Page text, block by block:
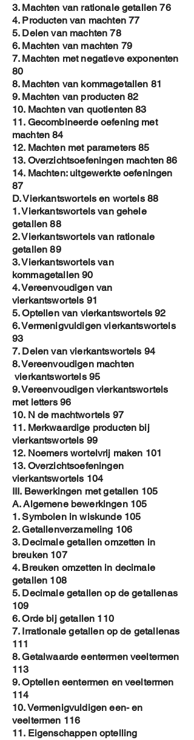
3. Machten van rationale getallen 76
4. Producten van machten 77
5. Delen van machten 78
6. Machten van machten 79
7. Machten met negatieve exponenten
80
8. Machten van kommagetallen 81
9. Machten van producten 82
10. Machten van quotienten 83
11. Gecombineerde oefening met
machten 84
12. Machten met parameters 85
13. Overzichtsoefeningen machten 86
14. Machten: uitgewerkte oefeningen
87
D. Vierkantswortels en wortels 88
1. Vierkantswortels van gehele
getallen 88
2. Vierkantswortels van rationale
getallen 89
3. Vierkantswortels van
kommagetallen 90
4. Vereenvoudigen van
vierkantswortels 91
5. Optellen van vierkantswortels 92
6. Vermenigvuldigen vierkantswortels
93
7. Delen van vierkantswortels 94
8. Vereenvoudigen machten
vierkantswortels 95
9. Vereenvoudigen vierkantswortels
met letters 96
10. N de machtwortels 97
11. Merkwaardige producten bij
vierkantswortels 99
12. Noemers wortelvrij maken 101
13. Overzichtsoefeningen
vierkantswortels 104
III. Bewerkingen met getallen 105
A. Algemene bewerkingen 105
1. Symbolen in wiskunde 105
2. Getallenverzameling 106
3. Decimale getallen omzetten in
breuken 107
4. Breuken omzetten in decimale
getallen 108
5. Decimale getallen op de getallenas
109
6. Orde bij getallen 110
7. Irrationale getallen op de getallenas
111
8. Getalwaarde eentermen veeltermen
113
9. Optellen eentermen en veeltermen
114
10. Vermenigvuldigen een- en
veeltermen 116
11. Eigenschappen optelling